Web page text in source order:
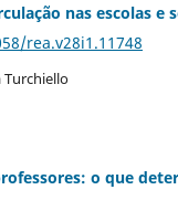
nas escolas e
rea.v28i1.11748
Turchiello
o que